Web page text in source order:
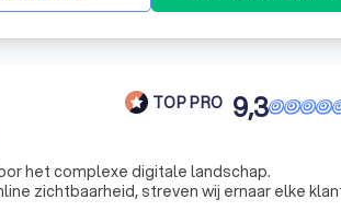
TOP PRO 9,3
het complexe digitale landschap.
zichtbaarheid, streven wij ernaar elke
noden, wensen en budget. Bij Landra